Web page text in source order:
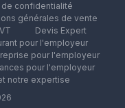
de confidentialité
générales de vente
Devis Expert
pour l'employeur
pour l'employeur
pour l'employeur
notre expertise